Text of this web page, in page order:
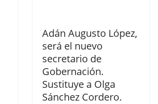
Adán Augusto López,
será el nuevo
secretario de
Gobernación.
Sustituye a Olga
Sánchez Cordero.